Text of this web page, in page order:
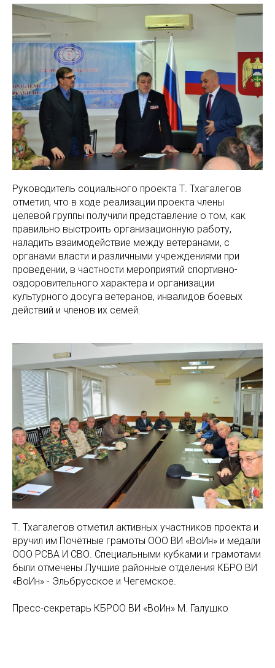
Руководитель социального проекта Т. Тхагалегов
отметил, что в ходе реализации проекта члены
целевой группы получили представление о том, как
правильно выстроить организационную работу,
наладить взаимодействие между ветеранами, с
органами власти и различными учреждениями при
проведении, в частности мероприятий спортивно-
оздоровительного характера и организации
культурного досуга ветеранов, инвалидов боевых
действий и членов их семей.
Т. Тхагалегов отметил активных участников проекта и
вручил им Почётные грамоты ООО ВИ «ВоИн» и медали
ООО РСВА И СВО. Специальными кубками и грамотами
были отмечены Лучшие районные отделения КБРО ВИ
«ВоИн» - Эльбрусское и Чегемское.
Пресс-секретарь КБРОО ВИ «ВоИн» М. Галушко